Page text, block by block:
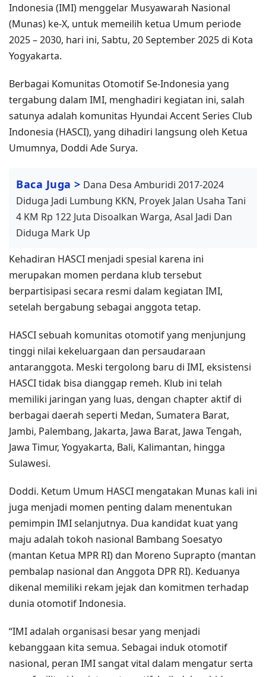
Indonesia (IMI) menggelar Musyawarah Nasional
(Munas) ke-X, untuk memeilih ketua Umum periode
2025 – 2030, hari ini, Sabtu, 20 September 2025 di Kota
Yogyakarta.
Berbagai Komunitas Otomotif Se-Indonesia yang
tergabung dalam IMI, menghadiri kegiatan ini, salah
satunya adalah komunitas Hyundai Accent Series Club
Indonesia (HASCI), yang dihadiri langsung oleh Ketua
Umumnya, Doddi Ade Surya.
Baca Juga > Dana Desa Amburidi 2017-2024
Diduga Jadi Lumbung KKN, Proyek Jalan Usaha Tani
4 KM Rp 122 Juta Disoalkan Warga, Asal Jadi Dan
Diduga Mark Up
Kehadiran HASCI menjadi spesial karena ini
merupakan momen perdana klub tersebut
berpartisipasi secara resmi dalam kegiatan IMI,
setelah bergabung sebagai anggota tetap.
HASCI sebuah komunitas otomotif yang menjunjung
tinggi nilai kekeluargaan dan persaudaraan
antaranggota. Meski tergolong baru di IMI, eksistensi
HASCI tidak bisa dianggap remeh. Klub ini telah
memiliki jaringan yang luas, dengan chapter aktif di
berbagai daerah seperti Medan, Sumatera Barat,
Jambi, Palembang, Jakarta, Jawa Barat, Jawa Tengah,
Jawa Timur, Yogyakarta, Bali, Kalimantan, hingga
Sulawesi.
Doddi. Ketum Umum HASCI mengatakan Munas kali ini
juga menjadi momen penting dalam menentukan
pemimpin IMI selanjutnya. Dua kandidat kuat yang
maju adalah tokoh nasional Bambang Soesatyo
(mantan Ketua MPR RI) dan Moreno Suprapto (mantan
pembalap nasional dan Anggota DPR RI). Keduanya
dikenal memiliki rekam jejak dan komitmen terhadap
dunia otomotif Indonesia.
“IMI adalah organisasi besar yang menjadi
kebanggaan kita semua. Sebagai induk otomotif
nasional, peran IMI sangat vital dalam mengatur serta